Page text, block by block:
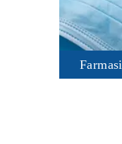
Farmasi